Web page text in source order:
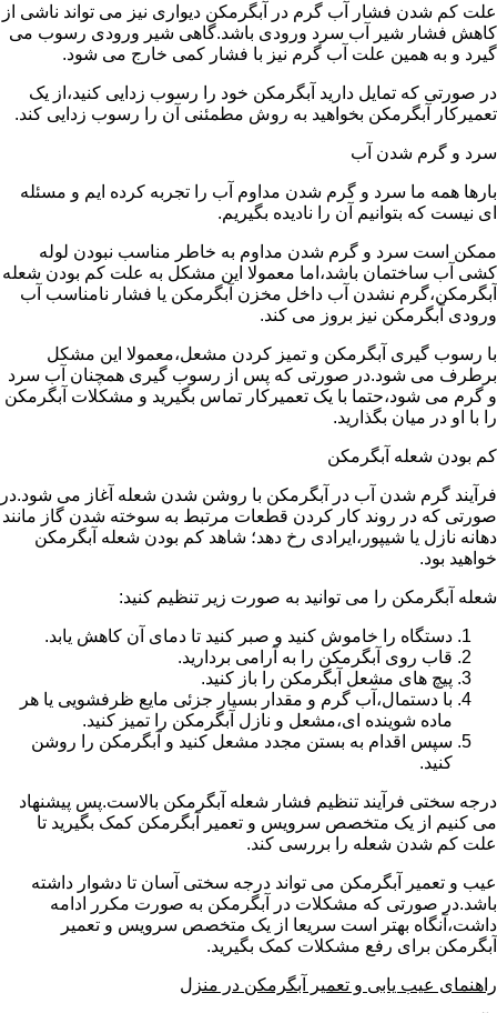
علت کم شدن فشار آب گرم در آبگرمکن دیواری نیز می تواند ناشی از
کاهش فشار شیر آب سرد ورودی باشد.گاهی شیر ورودی رسوب می
گیرد و به همین علت آب گرم نیز با فشار کمی خارج می شود.
در صورتی که تمایل دارید آبگرمکن خود را رسوب زدایی کنید،از یک
تعمیرکار آبگرمکن بخواهید به روش مطمئنی آن را رسوب زدایی کند.
سرد و گرم شدن آب
بارها همه ما سرد و گرم شدن مداوم آب را تجربه کرده ایم و مسئله
ای نیست که بتوانیم آن را نادیده بگیریم.
ممکن است سرد و گرم شدن مداوم به خاطر مناسب نبودن لوله
کشی آب ساختمان باشد،اما معمولا این مشکل به علت کم بودن شعله
آبگرمکن،گرم نشدن آب داخل مخزن آبگرمکن یا فشار نامناسب آب
ورودی آبگرمکن نیز بروز می کند.
با رسوب گیری آبگرمکن و تمیز کردن مشعل،معمولا این مشکل
برطرف می شود.در صورتی که پس از رسوب گیری همچنان آب سرد
و گرم می شود،حتما با یک تعمیرکار تماس بگیرید و مشکلات آبگرمکن
را با او در میان بگذارید.
کم بودن شعله آبگرمکن
فرآیند گرم شدن آب در آبگرمکن با روشن شدن شعله آغاز می شود.در
صورتی که در روند کار کردن قطعات مرتبط به سوخته شدن گاز مانند
دهانه نازل یا شیپور،ایرادی رخ دهد؛ شاهد کم بودن شعله آبگرمکن
خواهید بود.
شعله آبگرمکن را می توانید به صورت زیر تنظیم کنید:
دستگاه را خاموش کنید و صبر کنید تا دمای آن کاهش یابد.
قاب روی آبگرمکن را به آرامی بردارید.
پیچ های مشعل آبگرمکن را باز کنید.
با دستمال،آب گرم و مقدار بسیار جزئی مایع ظرفشویی یا هر
ماده شوینده ای،مشعل و نازل آبگرمکن را تمیز کنید.
سپس اقدام به بستن مجدد مشعل کنید و آبگرمکن را روشن
کنید.
درجه سختی فرآیند تنظیم فشار شعله آبگرمکن بالاست.پس پیشنهاد
می کنیم از یک متخصص سرویس و تعمیر آبگرمکن کمک بگیرید تا
علت کم شدن شعله را بررسی کند.
عیب و تعمیر آبگرمکن می تواند درجه سختی آسان تا دشوار داشته
باشد.در صورتی که مشکلات در آبگرمکن به صورت مکرر ادامه
داشت،آنگاه بهتر است سریعا از یک متخصص سرویس و تعمیر
آبگرمکن برای رفع مشکلات کمک بگیرید.
راهنمای عیب یابی و تعمیر آبگرمکن در منزل